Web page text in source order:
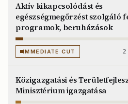
Aktív kikapcsolódást és
egészségmegőrzést szolgáló
programok, beruházások
IMMEDIATE CUT
Közigazgatási és
Minisztérium igazgatása